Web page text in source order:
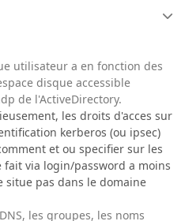
utilisateur a en fonction des
disque accessible
de l'ActiveDirectory.
les droits d'acces sur
kerberos (ou ipsec)
et ou specifier sur les
fait via login/password a moins
situe pas dans le domaine
les groupes, les noms